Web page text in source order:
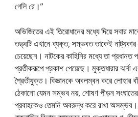
গেলি রে।”
অভিজিতের এই তিরোধানের মধ্যে দিয়ে সবার
তত্ত্বটি এখানে ব্যক্ত, সম্ভবত তাকেই নাট্যকার
চেয়েছেন। নাটকের কাহিনির মধ্যে তা প্রধানত
প্রতীকরূপে প্রকাশ পেয়েছে। মুক্তধারার ঝর্না
প্রৈতীযুক্ত। বিজ্ঞানকে অবলম্বন করে লোহার
ঠেকানো যেমন সম্ভব নয়, শোষণ পীড়ন সংঘাতের
প্রবাহকেও তেমনি অবরুদ্ধ করে রাখা অসম্ভব।